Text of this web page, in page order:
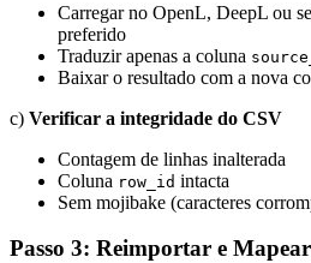
Carregar no OpenL, DeepL ou
preferido
Traduzir apenas a coluna
Baixar o resultado com a nova
c) Verificar a integridade do CSV
Contagem de linhas inalterada
Coluna row_id intacta
Sem mojibake (caracteres
Passo 3: Reimportar e